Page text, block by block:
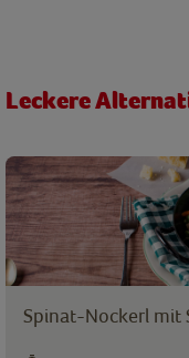
Leckere
Spinat-Nockerl mit